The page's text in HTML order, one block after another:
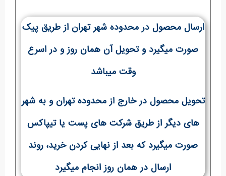
ارسال محصول در محدوده شهر تهران از طریق پیک
صورت میگیرد و تحویل آن همان روز و در اسرع
وقت میباشد
تحویل محصول در خارج از محدوده تهران و به شهر
های دیگر از طریق شرکت های پست یا تیپاکس
صورت میگیرد که بعد از نهایی کردن خرید، روند
ارسال در همان روز انجام میگیرد